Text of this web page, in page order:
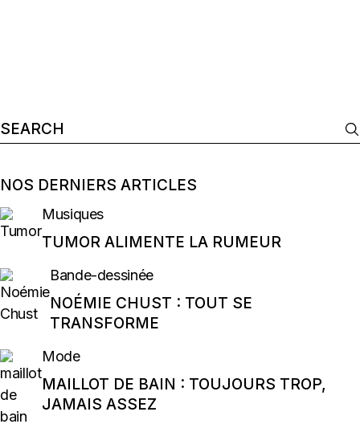
Search
for:
NOS DERNIERS ARTICLES
Musiques
TUMOR ALIMENTE LA RUMEUR
Bande-dessinée
NOÉMIE CHUST : TOUT SE
TRANSFORME
Mode
MAILLOT DE BAIN : TOUJOURS TROP,
JAMAIS ASSEZ